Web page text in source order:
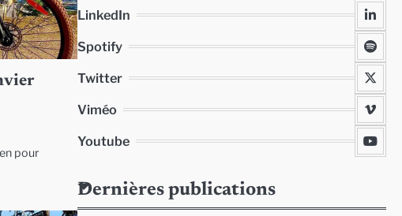
pour
LinkedIn
Spotify
Twitter
Viméo
Youtube
Dernières publications